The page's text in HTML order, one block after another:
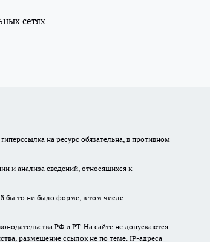
сетях
на ресурс обязательна, в противном
и анализа сведений, относящихся к
бы то ни было форме, в том числе
РФ и РТ. На сайте не допускаются
размещение ссылок не по теме. IP-адреса